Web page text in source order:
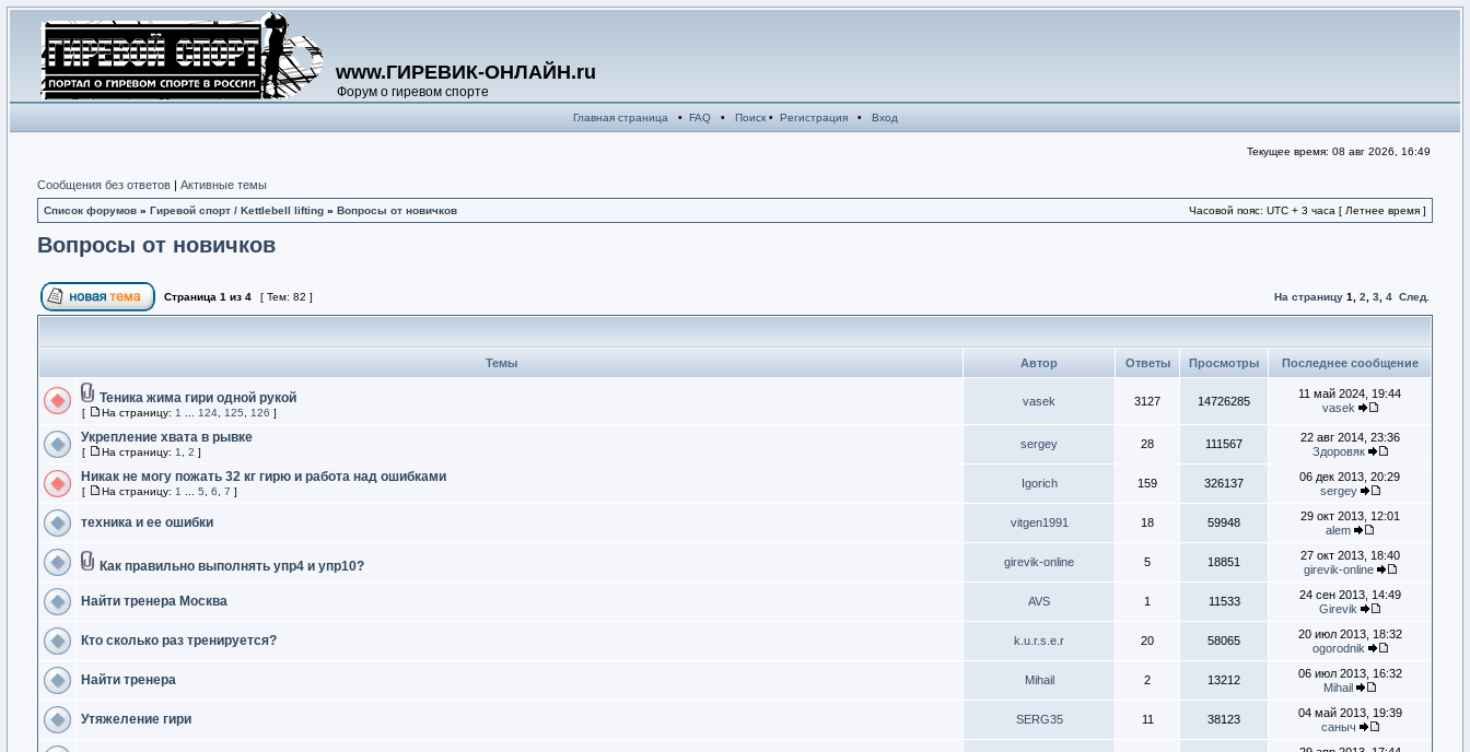
www.ГИРЕВИК-ОНЛАЙН.ru
Форум о гиревом спорте
Главная страница • FAQ• Поиск• Регистрация• Вход
Текущее время: 08 авг 2026, 16:49
Сообщения без ответов | Активные темы
Список форумов » Гиревой спорт / Kettlebell lifting » Вопросы от новичков Часовой пояс: UTC + 3 часа [ Летнее время ]
Вопросы от новичков
Страница 1 из 4 [ Тем: 82 ] На страницу 1 2 3 4 След.
Темы Автор Ответы Просмотры Последнее сообщение
Теника жима гири одной рукой
[ На страницу: 1 124 125 126 ]
vasek 3127 14726285
11 май 2024, 19:44
vasek
Укрепление хвата в рывке
[ На страницу: 1 2 ]
sergey 28 111567
22 авг 2014, 23:36
Здоровяк
Никак не могу пожать 32 кг гирю и работа над ошибками
[ На страницу: 1 5 6 7 ]
Igorich 159 326137
06 дек 2013, 20:29
sergey
техника и ее ошибки vitgen1991 18 59948
29 окт 2013, 12:01
alem
Как правильно выполнять упр4 и упр10? girevik-online 5 18851
27 окт 2013, 18:40
girevik-online
Найти тренера Москва AVS 1 11533
24 сен 2013, 14:49
Girevik
Кто сколько раз тренируется? k.u.r.s.e.r 20 58065
20 июл 2013, 18:32
ogorodnik
Найти тренера Mihail 2 13212
06 июл 2013, 16:32
Mihail
Утяжеление гири SERG35 11 38123
04 май 2013, 19:39
саныч